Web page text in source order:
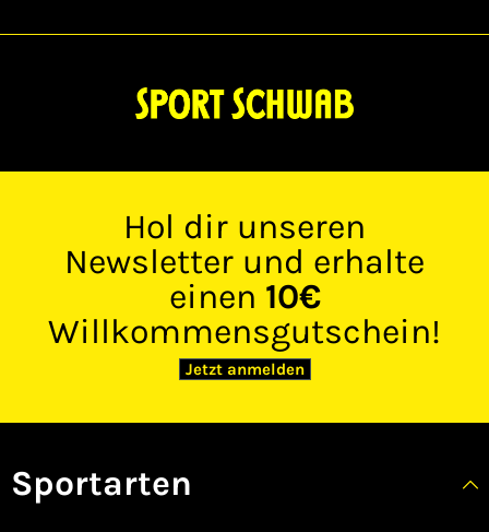
Hol dir unseren
Newsletter und erhalte
einen 10€
Willkommensgutschein!
Jetzt anmelden
Sportarten